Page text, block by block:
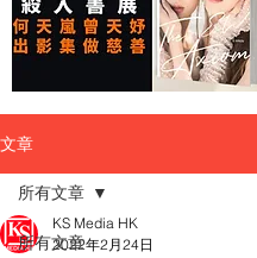
文章
所有文章
所有文章
KS Media HK
2022年2月24日